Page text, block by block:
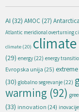
AI (32) AMOC (27) Antarctica
Atlantic meridional overturning
climate (20)
(29) energy (22) energy
Evropska unija (25)
(30) globalno segrevanje (22)
warming (92)
(33) innovation (24) inovacije